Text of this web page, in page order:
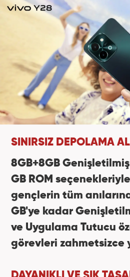
SINIRSIZ DEPOLAMA
8GB+8GB
GB ROM
gençlerin tüm
GB'ye kadar
ve Uygulama Tutucu
görevleri zahmetsizce